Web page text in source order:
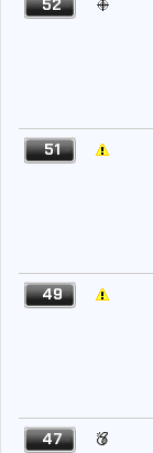
52
51
49
47